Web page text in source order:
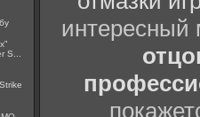
S...
интересный